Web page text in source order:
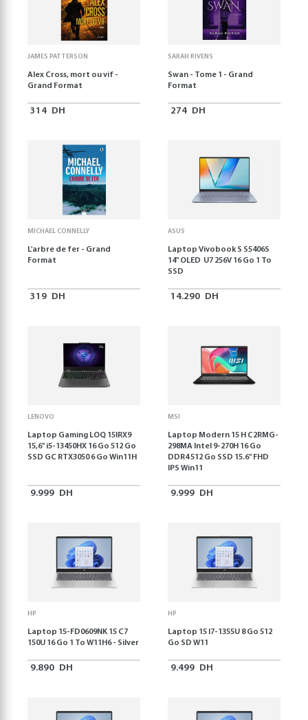
JAMES PATTERSON
Alex Cross, mort ou vif -
Grand Format
314 DH
SARAH RIVENS
Swan - Tome 1 - Grand
Format
274 DH
MICHAEL CONNELLY
L'arbre de fer - Grand
Format
319 DH
ASUS
Laptop Vivobook S S5406S
14" OLED U7 256V 16 Go 1 To
SSD
14.290 DH
LENOVO
Laptop Gaming LOQ 15IRX9
15,6'' i5-13450HX 16 Go 512 Go
SSD GC RTX3050 6 Go Win11H
9.999 DH
MSI
Laptop Modern 15 H C2RMG-
298MA Intel 9-270H 16 Go
DDR4 512 Go SSD 15.6" FHD
IPS Win11
9.999 DH
HP
Laptop 15-FD0609NK 15 C7
150U 16 Go 1 To W11H6 - Silver
9.890 DH
HP
Laptop 15 I7-1355U 8 Go 512
Go SD W11
9.499 DH